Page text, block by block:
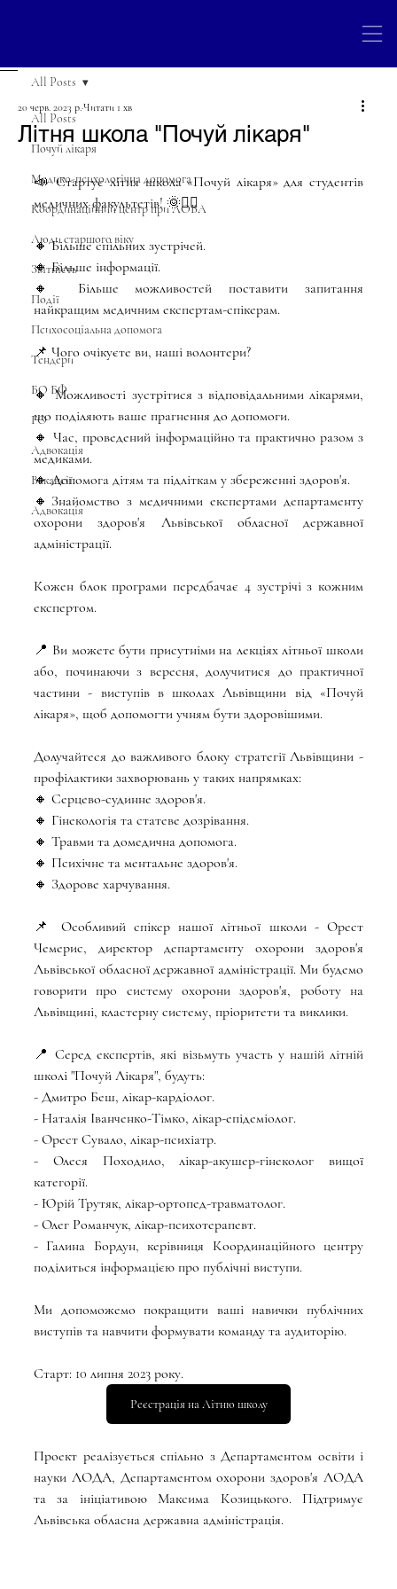
All Posts
Почуй лікаря
Медико-психологічна допомога
Координаційний центр при ЛОВА
Люди старшого віку
Звітність
Події
Психосоціальна допомога
Тендери
БО БФ
ГО
Адвокація
Вакансії
Адвокація
All Posts
Літня школа "Почуй лікаря"
20 черв. 2023 р. Читати 1 хв
📣 Стартує літня школа «Почуй лікаря» для студентів
медичних факультетів! 🌞👨‍⚕️
🔸 Більше спільних зустрічей.
🔸 Більше інформації.
🔸 Більше можливостей поставити запитання
найкращим медичним експертам-спікерам.
📌 Чого очікуєте ви, наші волонтери?
🔸 Можливості зустрітися з відповідальними лікарями,
що поділяють ваше прагнення до допомоги.
🔸 Час, проведений інформаційно та практично разом з
медиками.
🔸 Допомога дітям та підліткам у збереженні здоров'я.
🔸Знайомство з медичними експертами департаменту
охорони здоров'я Львівської обласної державної
адміністрації.
Кожен блок програми передбачає 4 зустрічі з кожним
експертом.
📍 Ви можете бути присутніми на лекціях літньої школи
або, починаючи з вересня, долучитися до практичної
частини - виступів в школах Львівщини від «Почуй
лікаря», щоб допомогти учням бути здоровішими.
Долучайтеся до важливого блоку стратегії Львівщини -
профілактики захворювань у таких напрямках:
🔸 Серцево-судинне здоров'я.
🔸 Гінекологія та статеве дозрівання.
🔸 Травми та домедична допомога.
🔸 Психічне та ментальне здоров'я.
🔸 Здорове харчування.
📌 Особливий спікер нашої літньої школи - Орест
Чемерис, директор департаменту охорони здоров'я
Львівської обласної державної адміністрації. Ми будемо
говорити про систему охорони здоров'я, роботу на
Львівщині, кластерну систему, пріоритети та виклики.
📍 Серед експертів, які візьмуть участь у нашій літній
школі "Почуй Лікаря", будуть:
- Дмитро Беш, лікар-кардіолог.
- Наталія Іванченко-Тімко, лікар-епідеміолог.
- Орест Сувало, лікар-психіатр.
- Олеся Походило, лікар-акушер-гінеколог вищої
категорії.
- Юрій Трутяк, лікар-ортопед-травматолог.
- Олег Романчук, лікар-психотерапевт.
- Галина Бордун, керівниця Координаційного центру
поділиться інформацією про публічні виступи.
Ми допоможемо покращити ваші навички публічних
виступів та навчити формувати команду та аудиторію.
Старт: 10 липня 2023 року.
Реєстрація на Літню школу
Проект реалізується спільно з Департаментом освіти і
науки ЛОДА, Департаментом охорони здоров'я ЛОДА
та за ініціативою Максима Козицького. Підтримує
Львівська обласна державна адміністрація.